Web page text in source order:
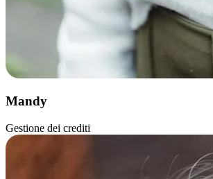
Mandy
Gestione dei crediti